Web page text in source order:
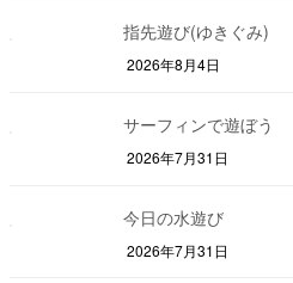
指先遊び(ゆきぐみ)
2026年8月4日
サーフィンで遊ぼう
2026年7月31日
今日の水遊び
2026年7月31日